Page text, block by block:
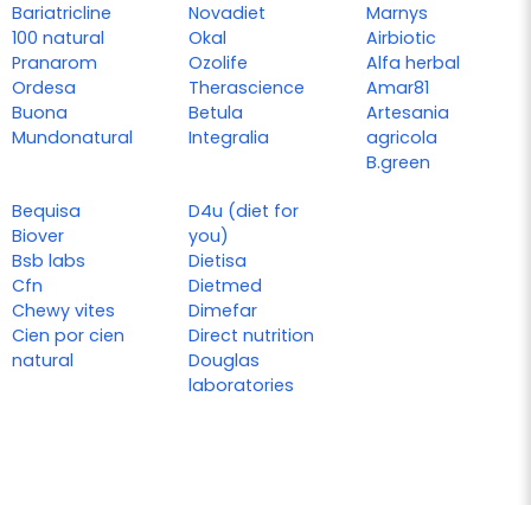
Bariatricline
100 natural
Pranarom
Ordesa
Buona
Mundonatural
Novadiet
Okal
Ozolife
Therascience
Betula
Integralia
Marnys
Airbiotic
Alfa herbal
Amar81
Artesania
agricola
B.green
Bequisa
Biover
Bsb labs
Cfn
Chewy vites
Cien por cien
natural
D4u (diet for
you)
Dietisa
Dietmed
Dimefar
Direct nutrition
Douglas
laboratories